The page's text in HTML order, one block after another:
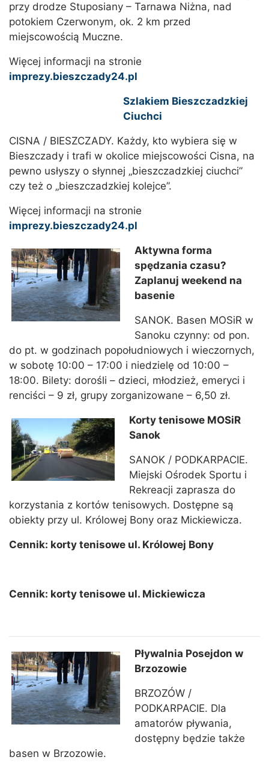
przy drodze Stuposiany – Tarnawa Niżna, nad
potokiem Czerwonym, ok. 2 km przed
miejscowością Muczne.
Więcej informacji na stronie
imprezy.bieszczady24.pl
Szlakiem Bieszczadzkiej
Ciuchci
CISNA / BIESZCZADY. Każdy, kto wybiera się w
Bieszczady i trafi w okolice miejscowości Cisna, na
pewno usłyszy o słynnej „bieszczadzkiej ciuchci”
czy też o „bieszczadzkiej kolejce”.
Więcej informacji na stronie
imprezy.bieszczady24.pl
Aktywna forma
spędzania czasu?
Zaplanuj weekend na
basenie
SANOK. Basen MOSiR w
Sanoku czynny: od pon.
do pt. w godzinach popołudniowych i wieczornych,
w sobotę 10:00 – 17:00 i niedzielę od 10:00 –
18:00. Bilety: dorośli – dzieci, młodzież, emeryci i
renciści – 9 zł, grupy zorganizowane – 6,50 zł.
Korty tenisowe MOSiR
Sanok
SANOK / PODKARPACIE.
Miejski Ośrodek Sportu i
Rekreacji zaprasza do
korzystania z kortów tenisowych. Dostępne są
obiekty przy ul. Królowej Bony oraz Mickiewicza.
Cennik: korty tenisowe ul. Królowej Bony
Cennik: korty tenisowe ul. Mickiewicza
Pływalnia Posejdon w
Brzozowie
BRZOZÓW /
PODKARPACIE. Dla
amatorów pływania,
dostępny będzie także
basen w Brzozowie.